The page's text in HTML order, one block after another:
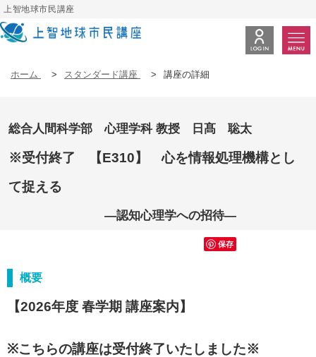
上智地球市民講座
ホーム > スタンダード講座 > 講座の詳細
総合人間科学部 心理学科 教授 日髙 聡太
※受付終了 【E310】 心を情報処理機構とし
て捉える
―認知心理学への招待―
保存
概要
【2026年度 春学期 講座案内】
※こちらの講座は受付終了いたしました※